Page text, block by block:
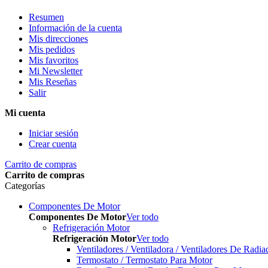
Resumen
Información de la cuenta
Mis direcciones
Mis pedidos
Mis favoritos
Mi Newsletter
Mis Reseñas
Salir
Mi cuenta
Iniciar sesión
Crear cuenta
Carrito de compras
Carrito de compras
Categorías
Componentes De Motor
Componentes De MotorVer todo
Refrigeración Motor
Refrigeración MotorVer todo
Ventiladores / Ventiladora / Ventiladores De
Termostato / Termostato Para Motor